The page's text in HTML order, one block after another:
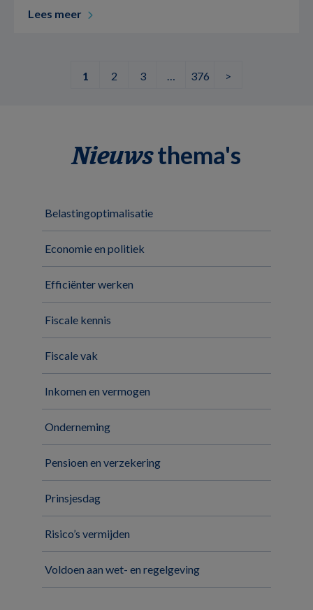
Lees meer
1 2 3 … 376 >
Nieuwsthema's
Belastingoptimalisatie
Economie en politiek
Efficiënter werken
Fiscale kennis
Fiscale vak
Inkomen en vermogen
Onderneming
Pensioen en verzekering
Prinsjesdag
Risico’s vermijden
Voldoen aan wet- en regelgeving